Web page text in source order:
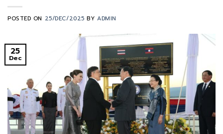
POSTED ON 25/DEC/2025 BYADMIN
25
Dec